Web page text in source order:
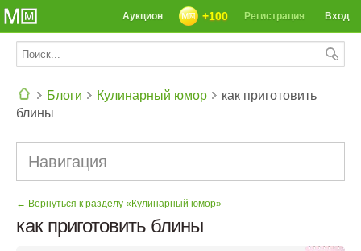
Вход
Регистрация
+100
Аукцион
Блоги Кулинарный юмор
как приготовить
блины
Навигация
← Вернуться к разделу «Кулинарный юмор»
как приготовить блины